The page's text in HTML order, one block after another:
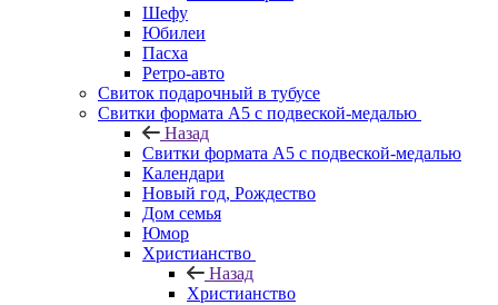
Шефу
Юбилеи
Пасха
Ретро-авто
Свиток подарочный в тубусе
Свитки формата А5 с подвеской-медалью
Назад
Свитки формата А5 с подвеской-медалью
Календари
Новый год, Рождество
Дом семья
Юмор
Христианство
Назад
Христианство